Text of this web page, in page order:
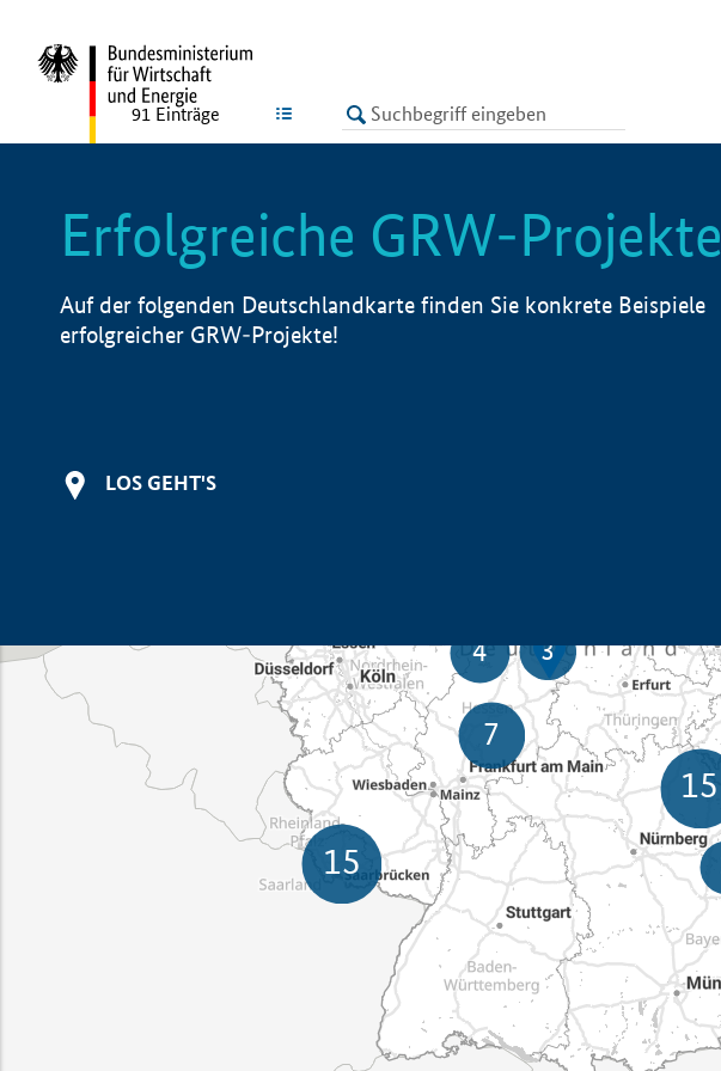
LISTE
91 Einträge
Erfolgreiche GRW-Projekte
Auf der folgenden Deutschlandkarte finden Sie konkrete Beispiele
erfolgreicher GRW-Projekte!
LOS GEHT'S